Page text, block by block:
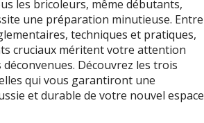
les bricoleurs, même débutants,
une préparation minutieuse. Entre
techniques et pratiques,
cruciaux méritent votre attention
Découvrez les trois
qui vous garantiront une
et durable de votre nouvel espace